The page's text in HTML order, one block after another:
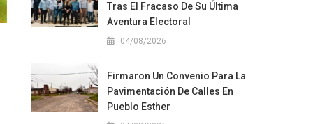
Tras El Fracaso De Su Última
Aventura Electoral
04/08/2026
Firmaron Un Convenio Para La
Pavimentación De Calles En
Pueblo Esther